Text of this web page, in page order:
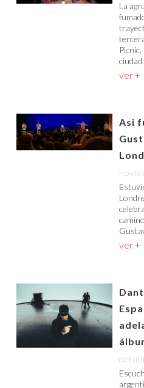
La
ciudad.
ver +
Asi
ver +